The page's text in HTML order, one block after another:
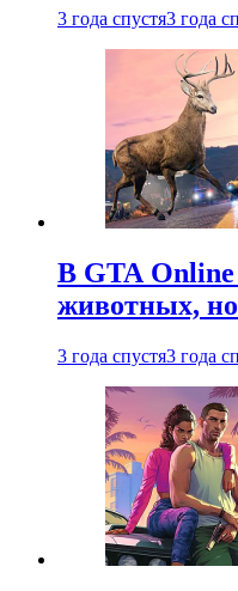
3 года спустя3 года
В GTA
животных,
3 года спустя3 года